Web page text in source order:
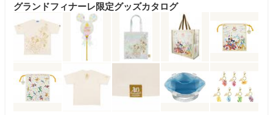
グランドフィナーレ限定グッズカタログ